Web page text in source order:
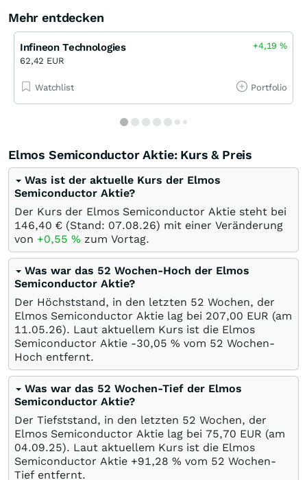
Mehr entdecken
Infineon Technologies
62,42 EUR
+4,19%
Watchlist Portfolio
Elmos Semiconductor Aktie: Kurs & Preis
Was ist der aktuelle Kurs der Elmos
Semiconductor Aktie?
Der Kurs der Elmos Semiconductor Aktie steht bei
146,40 € (Stand: 07.08.26) mit einer Veränderung
von +0,55 % zum Vortag.
Was war das 52 Wochen-Hoch der Elmos
Semiconductor Aktie?
Der Höchststand, in den letzten 52 Wochen, der
Elmos Semiconductor Aktie lag bei 207,00 EUR (am
11.05.26). Laut aktuellem Kurs ist die Elmos
Semiconductor Aktie -30,05 % vom 52 Wochen-
Hoch entfernt.
Was war das 52 Wochen-Tief der Elmos
Semiconductor Aktie?
Der Tiefststand, in den letzten 52 Wochen, der
Elmos Semiconductor Aktie lag bei 75,70 EUR (am
04.09.25). Laut aktuellem Kurs ist die Elmos
Semiconductor Aktie +91,28 % vom 52 Wochen-
Tief entfernt.